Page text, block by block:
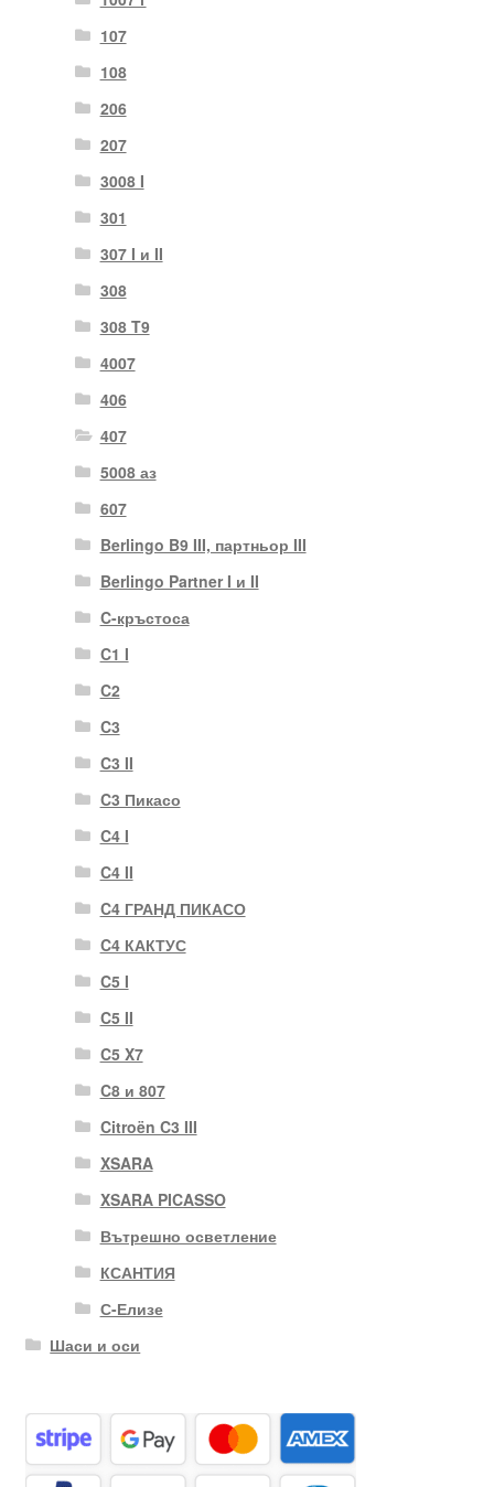
107
108
206
207
3008 I
301
307 I и II
308
308 T9
4007
406
407
5008 аз
607
Berlingo B9 III, партньор III
Berlingo Partner I и II
C-кръстоса
C1 I
C2
C3
C3 II
C3 Пикасо
C4 I
C4 II
C4 ГРАНД ПИКАСО
C4 КАКТУС
C5 I
C5 II
C5 X7
C8 и 807
Citroën C3 III
XSARA
XSARA PICASSO
Вътрешно осветление
КСАНТИЯ
С-Елизе
Шаси и оси